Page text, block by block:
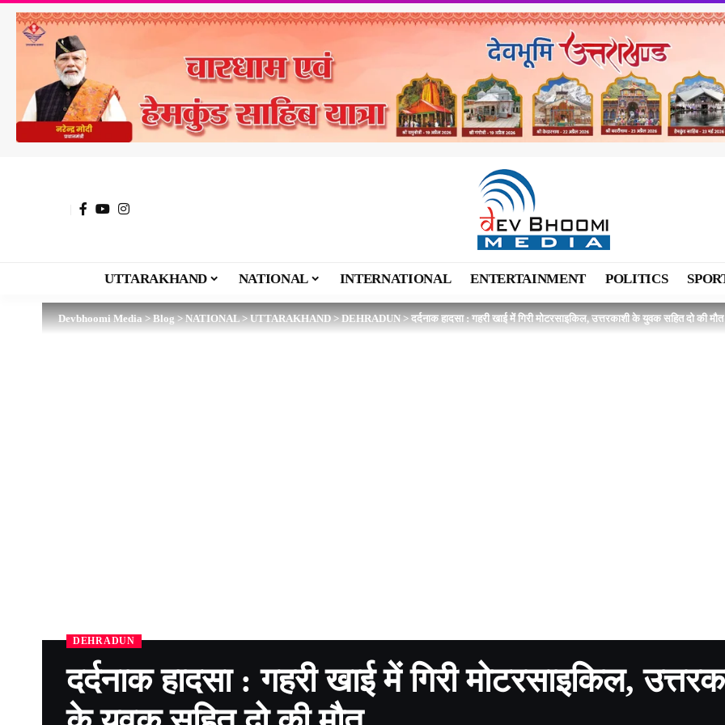
UTTARAKHAND NATIONAL INTERNATIONAL ENTERTAINMENT POLITICS
Devbhoomi Media>Blog>NATIONAL>UTTARAKHAND>DEHRADUN>दर्दनाक हादसा : गहरी खाई में गिरी मोटरसाइकिल, उत्तरकाशी के युवक सहित दो की मौत
DEHRADUN
दर्दनाक हादसा : गहरी खाई में गिरी मोटरसाइकिल,